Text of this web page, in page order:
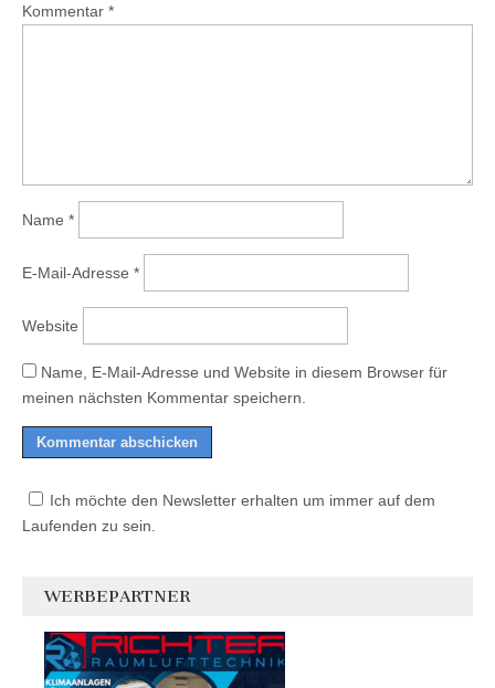
Kommentar *
Name *
E-Mail-Adresse *
Website
Name, E-Mail-Adresse und Website in diesem Browser für
meinen nächsten Kommentar speichern.
Ich möchte den Newsletter erhalten um immer auf dem
Laufenden zu sein.
WERBEPARTNER